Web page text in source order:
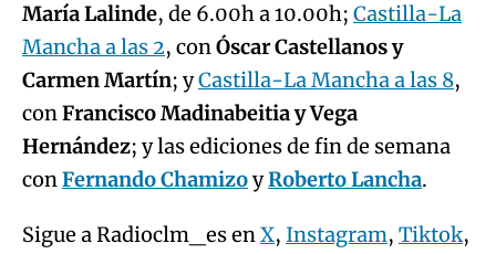
María Lalinde, de 6.00h a 10.00h; Castilla-La
Mancha a las 2, conÓscar Castellanos y
Carmen Martín; yCastilla-La Mancha a las 8,
conFrancisco Madinabeitia y Vega
Hernández; y las ediciones de fin de semana
conFernando ChamizoyRoberto Lancha.
Sigue a Radioclm_es enX, Instagram, Tiktok,